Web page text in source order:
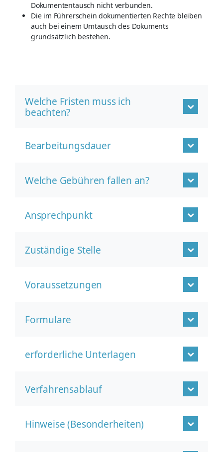
Dokumententausch nicht verbunden.
Die im Führerschein dokumentierten Rechte bleiben
auch bei einem Umtausch des Dokuments
grundsätzlich bestehen.
Welche Fristen muss ich
beachten?
Bearbeitungsdauer
Welche Gebühren fallen an?
Ansprechpunkt
Zuständige Stelle
Voraussetzungen
Formulare
erforderliche Unterlagen
Verfahrensablauf
Hinweise (Besonderheiten)